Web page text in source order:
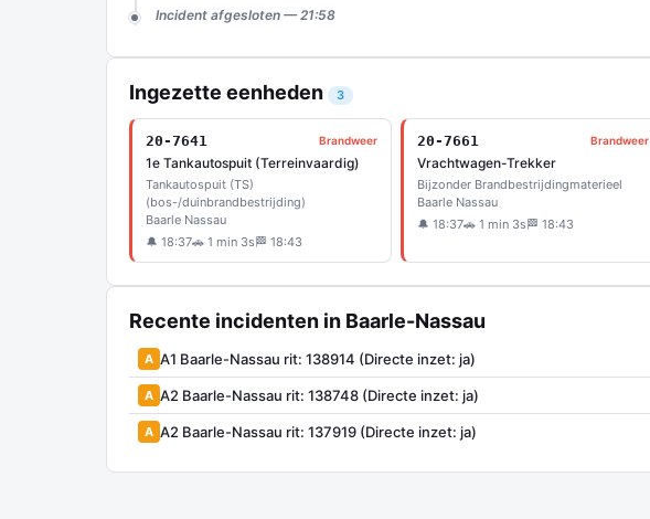
Incident afgesloten — 21:58
Ingezette eenheden 3
20-7641 Brandweer
1e Tankautospuit (Terreinvaardig)
Tankautospuit (TS)
(bos-/duinbrandbestrijding)
Baarle Nassau
🔔 18:37🚗 1 min 3s 🏁 18:43
20-7661 Brandweer
Vrachtwagen-Trekker
Bijzonder Brandbestrijdingmaterieel
Baarle Nassau
🔔 18:37🚗 1 min 3s 🏁 18:43
Recente incidenten in Baarle-Nassau
A A1 Baarle-Nassau rit: 138914 (Directe inzet: ja)
A A2 Baarle-Nassau rit: 138748 (Directe inzet: ja)
A A2 Baarle-Nassau rit: 137919 (Directe inzet: ja)